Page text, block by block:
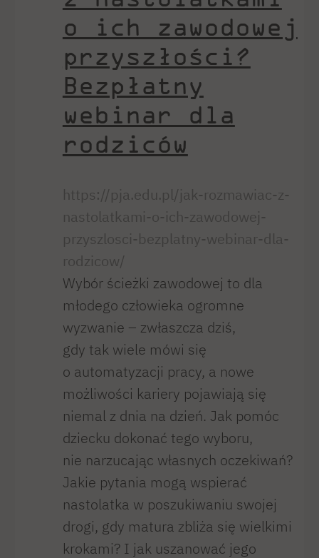
o ich zawodowej
przyszłości?
Bezpłatny
webinar dla
rodziców
https://pja.edu.pl/jak-rozmawiac-z-
nastolatkami-o-ich-zawodowej-
przyszlosci-bezplatny-webinar-dla-
rodzicow/
Wybór ścieżki zawodowej to dla
młodego człowieka ogromne
wyzwanie – zwłaszcza dziś,
gdy tak wiele mówi się
o automatyzacji pracy, a nowe
możliwości kariery pojawiają się
niemal z dnia na dzień. Jak pomóc
dziecku dokonać tego wyboru,
nie narzucając własnych oczekiwań?
Jakie pytania mogą wspierać
nastolatka w poszukiwaniu swojej
drogi, gdy matura zbliża się wielkimi
krokami? I jak uszanować jego